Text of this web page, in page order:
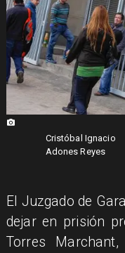
Cristóbal Ignacio
Adones Reyes
El Juzgado de
dejar en prisión
Torres